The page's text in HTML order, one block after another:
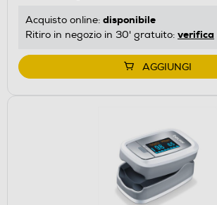
Acquisto online: disponibile
Ritiro in negozio in 30' gratuito: verifica
AGGIUNGI